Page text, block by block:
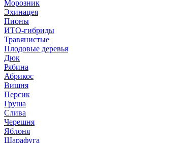
Морозник
Эхинацея
Пионы
ИТО-гибриды
Травянистые
Плодовые деревья
Дюк
Рябина
Абрикос
Вишня
Персик
Груша
Слива
Черешня
Яблоня
Шарафуга